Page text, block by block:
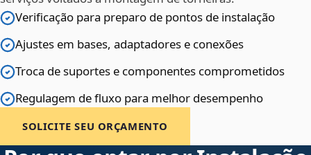
Verificação para preparo de pontos de instalação
Ajustes em bases, adaptadores e conexões
Troca de suportes e componentes comprometidos
Regulagem de fluxo para melhor desempenho
SOLICITE SEU ORÇAMENTO